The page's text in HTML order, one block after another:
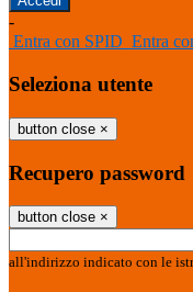
-
Entra con SPID Entra
Seleziona utente
button close ×
Recupero password
button close ×
all'indirizzo indicato con le